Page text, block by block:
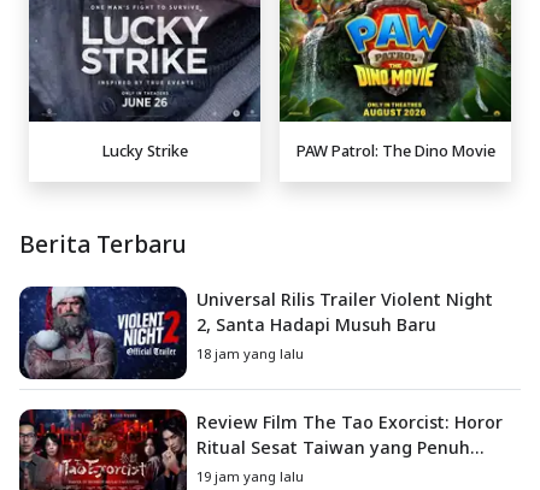
Lucky Strike PAW Patrol: The Dino Movie
Berita Terbaru
Universal Rilis Trailer Violent Night
2, Santa Hadapi Musuh Baru
18 jam yang lalu
Review Film The Tao Exorcist: Horor
Ritual Sesat Taiwan yang Penuh
Misteri dan Teror Psikologis
19 jam yang lalu